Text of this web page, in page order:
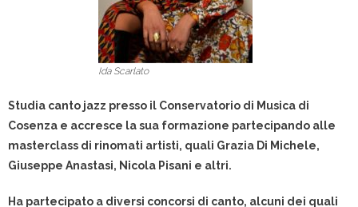
Ida Scarlato
Studia canto jazz presso il Conservatorio di Musica di
Cosenza e accresce la sua formazione partecipando alle
masterclass di rinomati artisti, quali Grazia Di Michele,
Giuseppe Anastasi, Nicola Pisani e altri.
Ha partecipato a diversi concorsi di canto, alcuni dei quali